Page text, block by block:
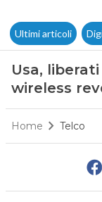
Ultimi articoli
Usa, liberati
wireless
Home Telco